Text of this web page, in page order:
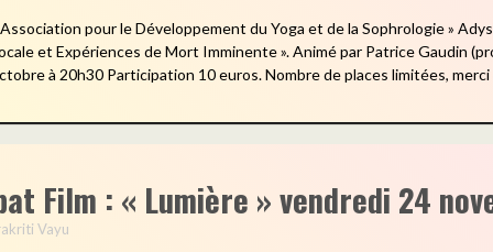
Association pour le Développement du Yoga et de la Sophrologie »
et Expériences de Mort Imminente ». Animé par Patrice Gaudin
à 20h30 Participation 10 euros. Nombre de places limitées,
Film : « Lumière » vendredi 24
Vayu